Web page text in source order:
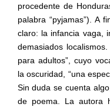
procedente de
palabra “pyjamas”). A
claro: la infancia vaga,
demasiados
para adultos”, cuyo
la oscuridad, “una
Sin duda se cuenta
de poema. La autora